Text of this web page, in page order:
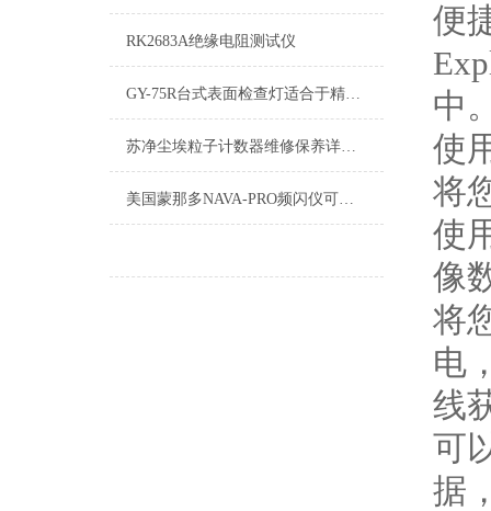
RK2683A绝缘电阻测试仪
GY-75R台式表面检查灯适合于精密工件表面的伤痕及异物的检查
苏净尘埃粒子计数器维修保养详细介绍
美国蒙那多NAVA-PRO频闪仪可以进行频闪观测和转速测量
便
中
使
将
使
像
将
电
线
可
据